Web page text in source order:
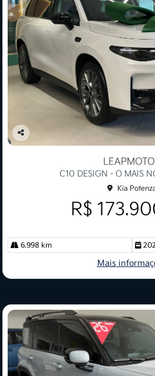
Co
C10 DESIGN - O MAIS
Kia
R$
6.998 km
Mais